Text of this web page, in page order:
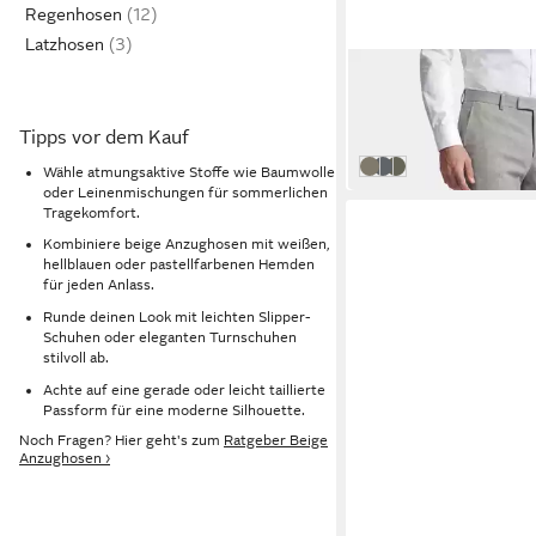
Regenhosen
Latzhosen
Tipps vor dem Kauf
Wähle atmungsaktive Stoffe wie Baumwolle
oder Leinenmischungen für sommerlichen
Tragekomfort.
Kombiniere beige Anzughosen mit weißen,
hellblauen oder pastellfarbenen Hemden
für jeden Anlass.
Runde deinen Look mit leichten Slipper-
Schuhen oder eleganten Turnschuhen
stilvoll ab.
Achte auf eine gerade oder leicht taillierte
Passform für eine moderne Silhouette.
Noch Fragen? Hier geht's zum Ratgeber Beige
Anzughosen ›
BENVENUTO.
Anzughose (1-tlg)
Sandmittelblau
grün